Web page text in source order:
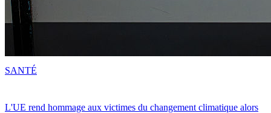
L'UE rend hommage aux victimes du changement climatique alors
SANTÉ